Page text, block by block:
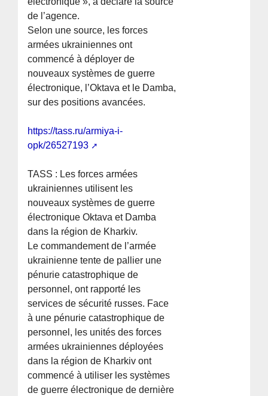
de l’agence.
Selon une source, les forces
armées ukrainiennes ont
commencé à déployer de
nouveaux systèmes de guerre
électronique, l’Oktava et le Damba,
sur des positions avancées.
https://tass.ru/armiya-i-
opk/26527193
TASS : Les forces armées
ukrainiennes utilisent les
nouveaux systèmes de guerre
électronique Oktava et Damba
dans la région de Kharkiv.
Le commandement de l’armée
ukrainienne tente de pallier une
pénurie catastrophique de
personnel, ont rapporté les
services de sécurité russes. Face
à une pénurie catastrophique de
personnel, les unités des forces
armées ukrainiennes déployées
dans la région de Kharkiv ont
commencé à utiliser les systèmes
de guerre électronique de dernière